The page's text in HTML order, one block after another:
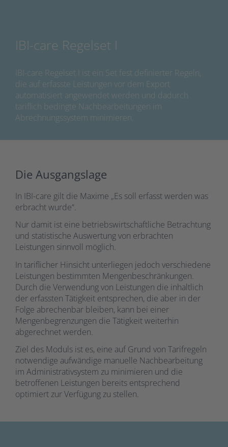
IBI-care Regelset I
IBI-care Regelset I ist ein Set fest definierter Regeln,
die auf erfasste Leistungen vor dem Export
automatisiert angewendet werden und dadurch
tariflich bedingte Nachbearbeitungen im
Abrechnungssystem minimieren.
Die Ausgangslage
In IBI-care gilt die Maxime „Es soll erfasst werden was
erbracht wurde“.
Nur damit ist eine betriebswirtschaftliche Betrachtung
und statistische Auswertung von erbrachten
Leistungen sinnvoll möglich.
In tariflicher Hinsicht unterliegen jedoch verschiedene
Leistungen bestimmten Mengenbeschränkungen.
Durch die Verwendung von Leistungen die inhaltlich
der erfassten Tätigkeit entsprechen, die aber in der
Folge abrechenbar bleiben, kann bei einer
Mengenbegrenzungen die Tätigkeit weiterhin
abgerechnet werden.
Ziel des Moduls ist es, eine auf Grund von Tarifregeln
notwendige aufwändige manuelle Nachbearbeitung
im Administrativsystem zu minimieren und die
betroffenen Leistungen bereits entsprechend
optimiert zur Verfügung zu stellen.